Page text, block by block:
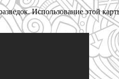
Использование этой